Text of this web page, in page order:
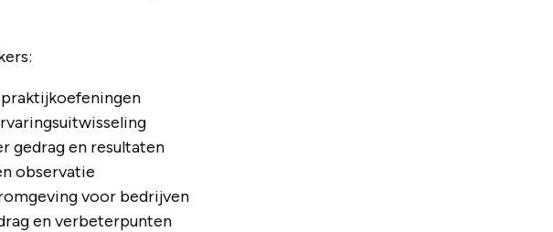
gedrag en resultaten
observatie
voor bedrijven
en verbeterpunten